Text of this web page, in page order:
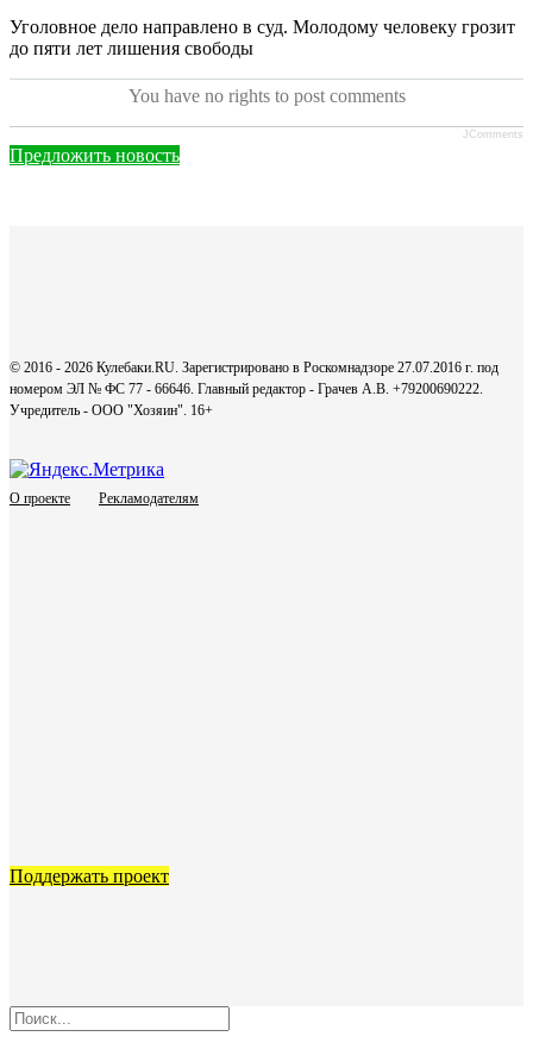
Уголовное дело направлено в суд. Молодому человеку грозит
до пяти лет лишения свободы
You have no rights to post comments
JComments
Предложить новость
© 2016 - 2026 Кулебаки.RU. Зарегистрировано в Роскомнадзоре 27.07.2016 г. под
номером ЭЛ № ФС 77 - 66646. Главный редактор - Грачев А.В. +79200690222.
Учредитель - ООО "Хозяин". 16+
О проекте Рекламодателям
Поддержать проект